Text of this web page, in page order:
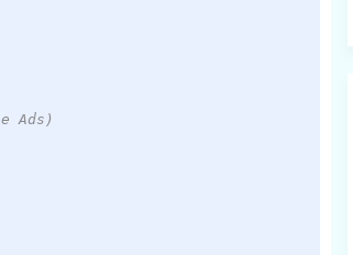
Ads)